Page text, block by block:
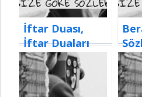
İftar Duası,
İftar Duaları